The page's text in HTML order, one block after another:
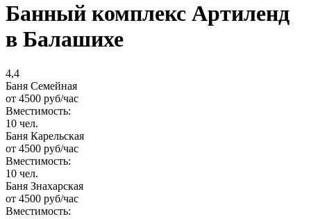
Банный комплекс Артиленд
в Балашихе
4,4
Баня Семейная
от 4500 руб/час
Вместимость:
10 чел.
Баня Карельская
от 4500 руб/час
Вместимость:
10 чел.
Баня Знахарская
от 4500 руб/час
Вместимость: